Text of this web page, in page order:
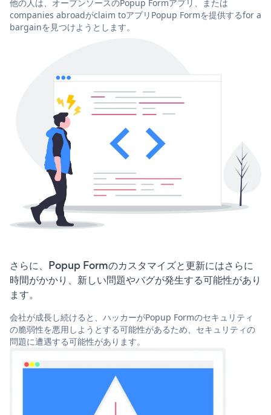
他の人は、オープンソースのPopup Formアプリ、または
companies abroadがclaim toアプリPopup Formを提供するfor a
bargainを見つけようとします。
さらに、Popup Formのカスタマイズと更新にはさらに
時間がかかり、新しい問題やバグが発生する可能性があり
ます。
会社が成長し続けると、ハッカーがPopup Formのセキュリティ
の脆弱性を悪用しようとする可能性があるため、セキュリティの
問題に遭遇する可能性があります。